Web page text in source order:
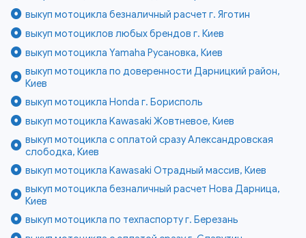
выкуп мотоцикла безналичный расчет г. Яготин
выкуп мотоциклов любых брендов г. Киев
выкуп мотоцикла Yamaha Русановка, Киев
выкуп мотоцикла по доверенности Дарницкий район,
Киев
выкуп мотоцикла Honda г. Борисполь
выкуп мотоцикла Kawasaki Жовтневое, Киев
выкуп мотоцикла с оплатой сразу Александровская
слободка, Киев
выкуп мотоцикла Kawasaki Отрадный массив, Киев
выкуп мотоцикла безналичный расчет Нова Дарница,
Киев
выкуп мотоцикла по техпаспорту г. Березань